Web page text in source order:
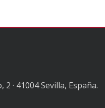
· 41004 Sevilla, España.